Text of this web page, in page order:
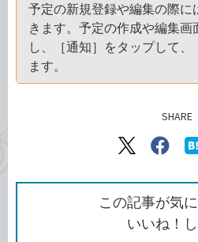
予定の新規登録や編集の際に
きます。予定の作成や編集
し、［通知］をタップして、
ます。
SHARE
X（旧
で
シ
ェ
ア
シ
ェ
ア
この記事が気
いいね！